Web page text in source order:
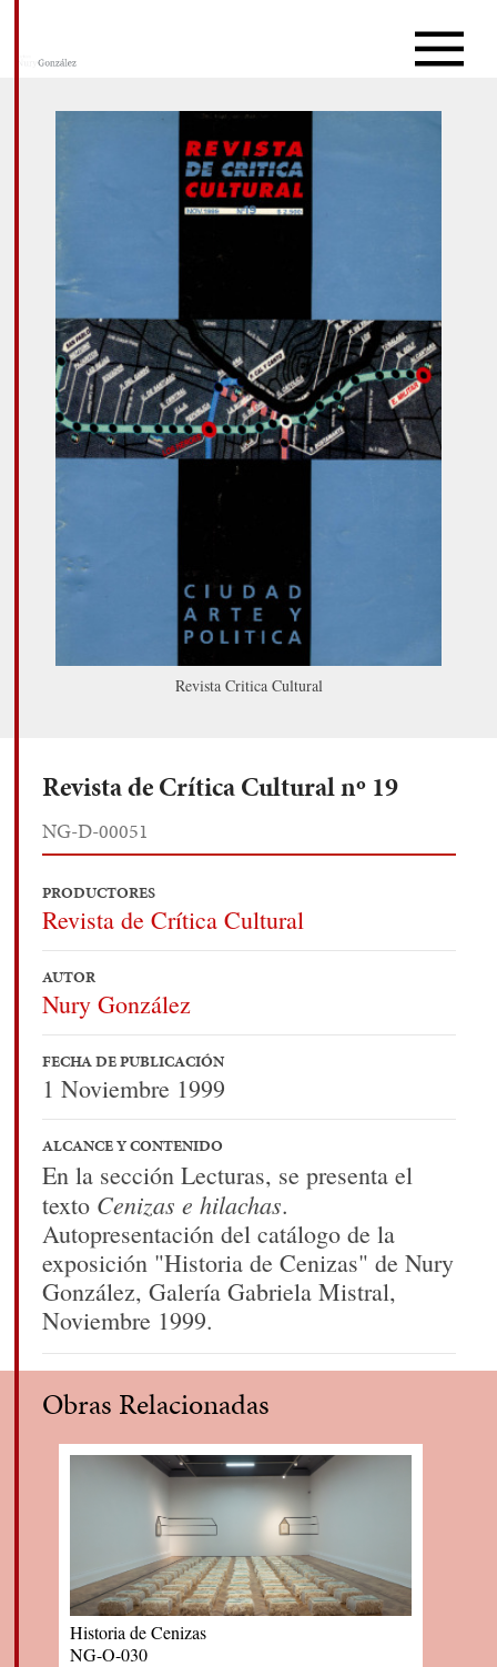
Revista Critica Cultural
Revista de Crítica Cultural nº 19
NG-D-00051
PRODUCTORES
Revista de Crítica Cultural
AUTOR
Nury González
FECHA DE PUBLICACIÓN
1 Noviembre 1999
ALCANCE Y CONTENIDO
En la sección Lecturas, se presenta el
texto Cenizas e hilachas.
Autopresentación del catálogo de la
exposición "Historia de Cenizas" de Nury
González, Galería Gabriela Mistral,
Noviembre 1999.
Obras Relacionadas
Historia de Cenizas
NG-O-030